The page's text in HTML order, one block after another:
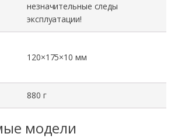
незначительные следы
эксплуатации!
120×175×10 мм
880 г
модели